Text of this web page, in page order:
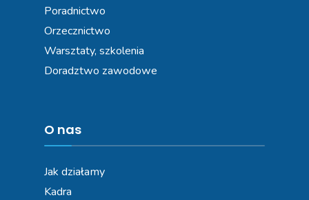
Poradnictwo
Orzecznictwo
Warsztaty, szkolenia
Doradztwo zawodowe
O nas
Jak działamy
Kadra